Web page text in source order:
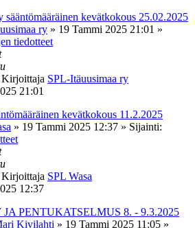
sääntömääräinen kevätkokous 25.02.2025
ry » 19 Tammi 2025 21:01 »
tiedotteet
Kirjoittaja SPL-Itäuusimaa ry
21:01
kevätkokous 11.2.2025
» 19 Tammi 2025 12:37 » Sijainti:
Kirjoittaja SPL Wasa
12:37
PENTUKATSELMUS 8. - 9.3.2025
Kivilahti » 19 Tammi 2025 11:05 »